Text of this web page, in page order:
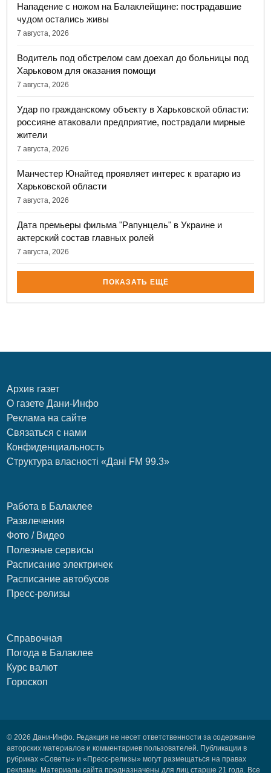
Нападение с ножом на Балаклейщине: пострадавшие
чудом остались живы
7 августа, 2026
Водитель под обстрелом сам доехал до больницы под
Харьковом для оказания помощи
7 августа, 2026
Удар по гражданскому объекту в Харьковской области:
россияне атаковали предприятие, пострадали мирные
жители
7 августа, 2026
Манчестер Юнайтед проявляет интерес к вратарю из
Харьковской области
7 августа, 2026
Дата премьеры фильма "Рапунцель" в Украине и
актерский состав главных ролей
7 августа, 2026
ПОКАЗАТЬ ЕЩЁ
Архив газет
О газете Дани-Инфо
Реклама на сайте
Связаться с нами
Конфиденциальность
Структура власності «Дані FM 99.3»
Работа в Балаклее
Развлечения
Фото / Видео
Полезные сервисы
Расписание электричек
Расписание автобусов
Пресс-релизы
Справочная
Погода в Балаклее
Курс валют
Гороскоп
© 2026 Дани-Инфо. Редакция не несет ответственности за содержание
авторских материалов и комментариев пользователей. Публикации в
рубриках «Советы» и «Пресс-релизы» могут размещаться на правах
рекламы. Материалы сайта предназначены для лиц старше 21 года. Все